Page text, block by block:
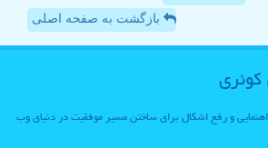
بازگشت به صفحه اصلی
و رفع اشکال برای ساختن مسیر موفقیت در دنیای وب